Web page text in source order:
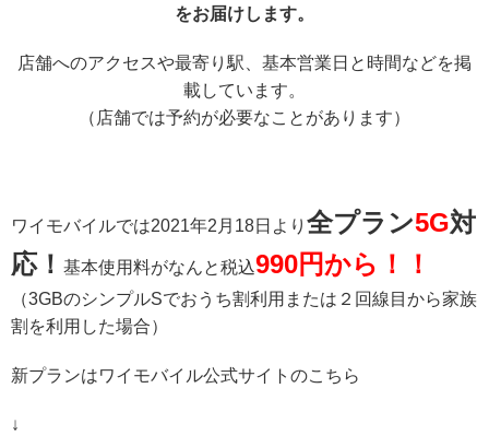
をお届けします。
店舗へのアクセスや最寄り駅、基本営業日と時間などを掲
載しています。
（店舗では予約が必要なことがあります）
ワイモバイルでは2021年2月18日より 全プラン5G対
応！ 基本使用料がなんと税込990円から！！
（3GBのシンプルSでおうち割利用または２回線目から家族
割を利用した場合）
新プランはワイモバイル公式サイトのこちら
↓